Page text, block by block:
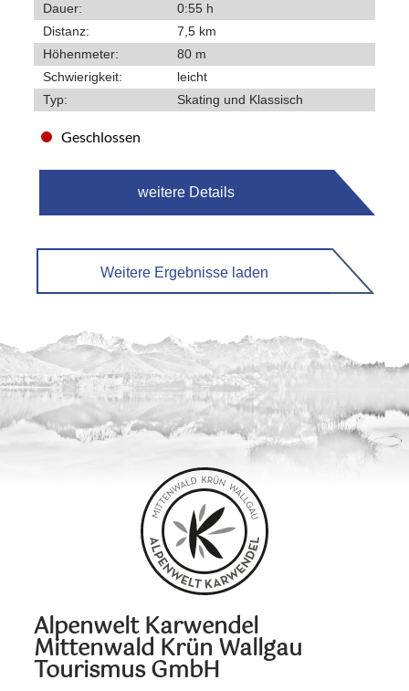
Dauer:
0:55 h
Distanz:
7,5 km
Höhenmeter:
80 m
Schwierigkeit:
leicht
Typ:
Skating und Klassisch
Geschlossen
weitere Details
Weitere Ergebnisse laden
Alpenwelt Karwendel
Mittenwald Krün Wallgau
Tourismus GmbH